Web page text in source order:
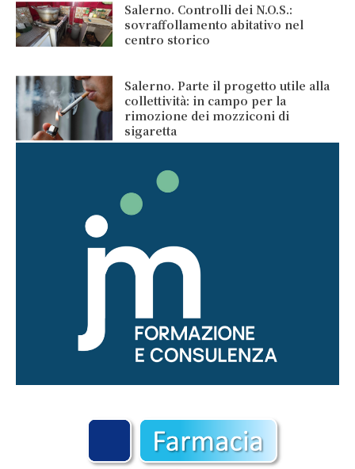
Salerno. Controlli dei N.O.S.:
sovraffollamento abitativo nel
centro storico
Salerno. Parte il progetto utile alla
collettività: in campo per la
rimozione dei mozziconi di
sigaretta